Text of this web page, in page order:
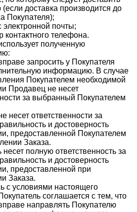
(если доставка производится до
Покупателя);
электронной почты;
контактного телефона.
полученную
запросить у Покупателя
информацию. В случае
Покупателем необходимой
Продавец не несет
за выбранный Покупателем
несет ответственности за
и достоверность
предоставленной Покупателем
Заказа.
несет полную ответственность за
и достоверность
предоставленной при
Заказа.
с условиями настоящего
соглашается с тем, что
направлять Покупателю